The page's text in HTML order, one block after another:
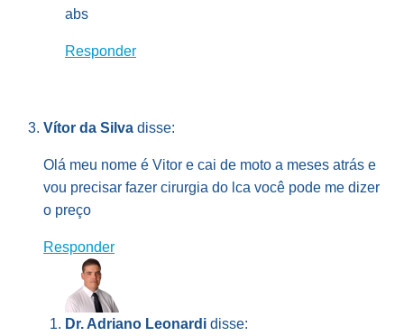
abs
Responder
Vítor da Silva disse:
Olá meu nome é Vitor e cai de moto a meses atrás e
vou precisar fazer cirurgia do lca você pode me dizer
o preço
Responder
Dr. Adriano Leonardi disse: